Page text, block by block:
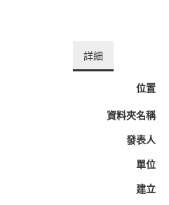
詳細
位置
資料夾名稱
發表人
單位
建立